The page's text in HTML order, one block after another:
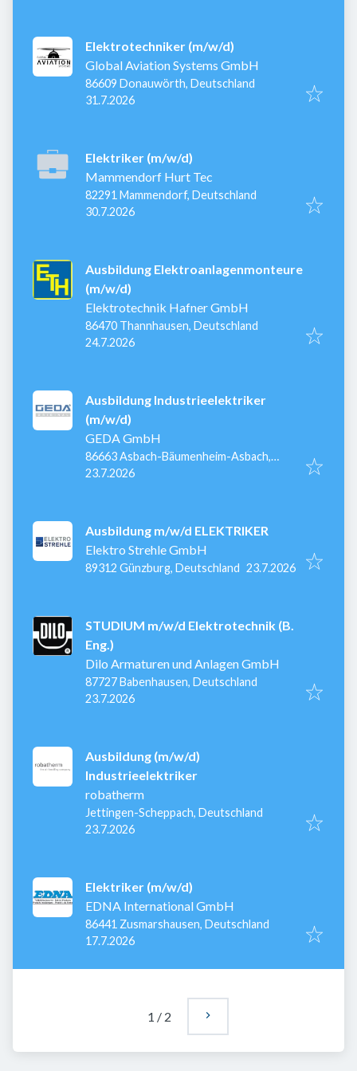
Elektrotechniker (m/w/d)
Global Aviation Systems GmbH
86609 Donauwörth, Deutschland
Veröffentlicht
31.7.2026
Elektriker (m/w/d)
Mammendorf Hurt Tec
82291 Mammendorf, Deutschland
Veröffentlicht
30.7.2026
Ausbildung Elektroanlagenmonteure
(m/w/d)
Elektrotechnik Hafner GmbH
86470 Thannhausen, Deutschland
Veröffentlicht
24.7.2026
Ausbildung Industrieelektriker
(m/w/d)
GEDA GmbH
86663 Asbach-Bäumenheim-Asbach,
Deutschland
Veröffentlicht
23.7.2026
Ausbildung m/w/d ELEKTRIKER
Elektro Strehle GmbH
89312 Günzburg, Deutschland Veröffentlicht
23.7.2026
STUDIUM m/w/d Elektrotechnik (B.
Eng.)
Dilo Armaturen und Anlagen GmbH
87727 Babenhausen, Deutschland
Veröffentlicht
23.7.2026
Ausbildung (m/w/d)
Industrieelektriker
robatherm
Jettingen-Scheppach, Deutschland
Veröffentlicht
23.7.2026
Elektriker (m/w/d)
EDNA International GmbH
86441 Zusmarshausen, Deutschland
Veröffentlicht
17.7.2026
1 / 2